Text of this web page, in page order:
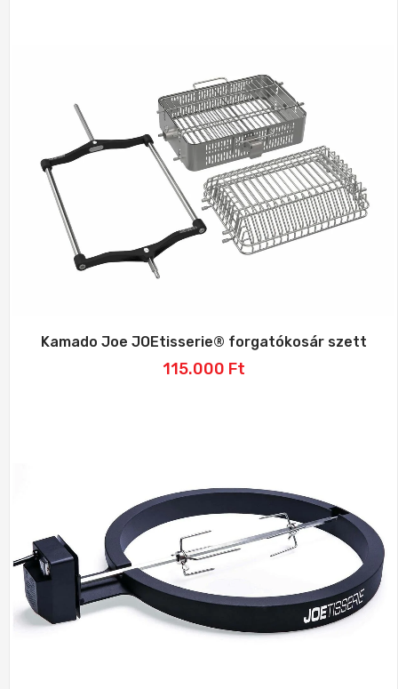
Kamado Joe JOEtisserie® forgatókosár szett
115.000 Ft